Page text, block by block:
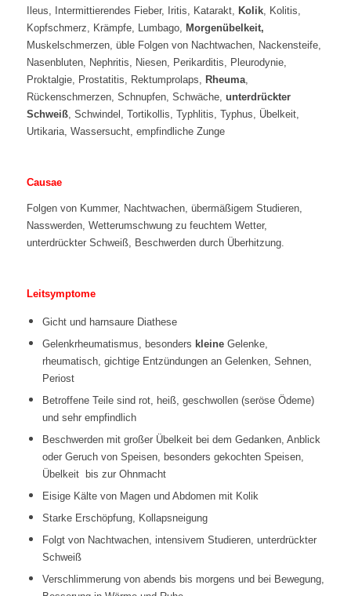
Ileus, Intermittierendes Fieber, Iritis, Katarakt, Kolik, Kolitis,
Kopfschmerz, Krämpfe, Lumbago, Morgenübelkeit,
Muskelschmerzen, üble Folgen von Nachtwachen, Nackensteife,
Nasenbluten, Nephritis, Niesen, Perikarditis, Pleurodynie,
Proktalgie, Prostatitis, Rektumprolaps, Rheuma,
Rückenschmerzen, Schnupfen, Schwäche, unterdrückter
Schweiß, Schwindel, Tortikollis, Typhlitis, Typhus, Übelkeit,
Urtikaria, Wassersucht, empfindliche Zunge
Causae
Folgen von Kummer, Nachtwachen, übermäßigem Studieren,
Nasswerden, Wetterumschwung zu feuchtem Wetter,
unterdrückter Schweiß, Beschwerden durch Überhitzung.
Leitsymptome
Gicht und harnsaure Diathese
Gelenkrheumatismus, besonders kleineGelenke,
rheumatisch, gichtige Entzündungen an Gelenken, Sehnen,
Periost
Betroffene Teile sind rot, heiß, geschwollen (seröse Ödeme)
und sehr empfindlich
Beschwerden mit großer Übelkeit bei dem Gedanken, Anblick
oder Geruch von Speisen, besonders gekochten Speisen,
Übelkeit bis zur Ohnmacht
Eisige Kälte von Magen und Abdomen mit Kolik
Starke Erschöpfung, Kollapsneigung
Folgt von Nachtwachen, intensivem Studieren, unterdrückter
Schweiß
Verschlimmerung von abends bis morgens und bei Bewegung,